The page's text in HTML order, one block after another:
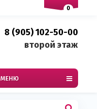
8 (905) 102-50-00
второй этаж
МЕНЮ
0